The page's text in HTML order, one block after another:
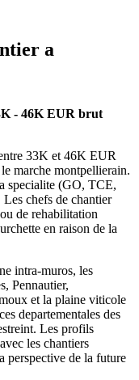
a
- 46K EUR brut
33K et 46K EUR
marche montpellierain.
specialite (GO, TCE,
chefs de chantier
de rehabilitation
en raison de la
intra-muros, les
Pennautier,
et la plaine viticole
departementales des
Les profils
les chantiers
perspective de la future